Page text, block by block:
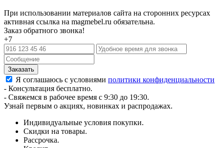
При использовании материалов сайта на сторонних ресурсах
активная ссылка на magmebel.ru обязательна.
Заказ обратного звонка!
+7
Я соглашаюсь с условиями политики конфиденциальности
- Консультация бесплатно.
- Свяжемся в рабочее время с 9:30 до 19:30.
Узнай первым о акциях, новинках и распродажах.
Индивидуальные условия покупки.
Скидки на товары.
Рассрочка.